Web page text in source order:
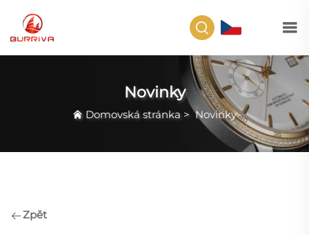
Novinky
Domovská stránka >Novinky
Zpět